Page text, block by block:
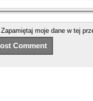
Zapamiętaj moje dane w tej